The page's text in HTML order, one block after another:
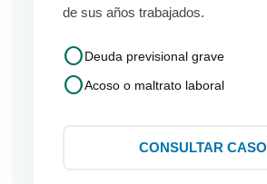
de sus años trabajados.
circleDeuda previsional grave
circleAcoso o maltrato laboral
CONSULTAR CASO